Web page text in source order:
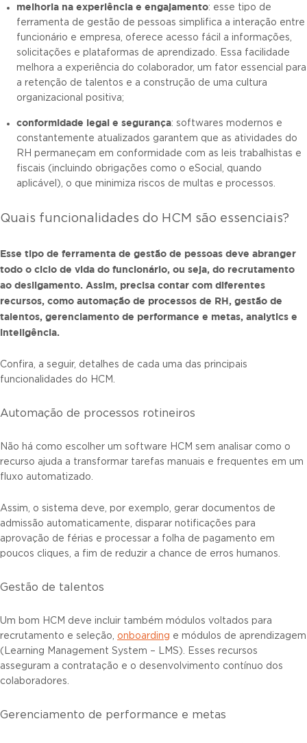
melhoria na experiência e engajamento: esse tipo de
ferramenta de gestão de pessoas simplifica a interação entre
funcionário e empresa, oferece acesso fácil a informações,
solicitações e plataformas de aprendizado. Essa facilidade
melhora a experiência do colaborador, um fator essencial para
a retenção de talentos e a construção de uma cultura
organizacional positiva;
conformidade legal e segurança: softwares modernos e
constantemente atualizados garantem que as atividades do
RH permaneçam em conformidade com as leis trabalhistas e
fiscais (incluindo obrigações como o eSocial, quando
aplicável), o que minimiza riscos de multas e processos.
Quais funcionalidades do HCM são essenciais?
Esse tipo de ferramenta de gestão de pessoas deve abranger
todo o ciclo de vida do funcionário, ou seja, do recrutamento
ao desligamento. Assim, precisa contar com diferentes
recursos, como automação de processos de RH, gestão de
talentos, gerenciamento de performance e metas, analytics e
inteligência.
Confira, a seguir, detalhes de cada uma das principais
funcionalidades do HCM.
Automação de processos rotineiros
Não há como escolher um software HCM sem analisar como o
recurso ajuda a transformar tarefas manuais e frequentes em um
fluxo automatizado.
Assim, o sistema deve, por exemplo, gerar documentos de
admissão automaticamente, disparar notificações para
aprovação de férias e processar a folha de pagamento em
poucos cliques, a fim de reduzir a chance de erros humanos.
Gestão de talentos
Um bom HCM deve incluir também módulos voltados para
recrutamento e seleção, onboarding e módulos de aprendizagem
(Learning Management System – LMS). Esses recursos
asseguram a contratação e o desenvolvimento contínuo dos
colaboradores.
Gerenciamento de performance e metas